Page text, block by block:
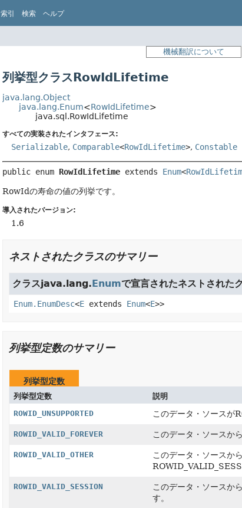
索引 検索 ヘルプ
機械翻訳について
列挙型クラスRowIdLifetime
java.lang.Object
java.lang.Enum<RowIdLifetime>
java.sql.RowIdLifetime
すべての実装されたインタフェース:
Serializable, Comparable<RowIdLifetime>, Constable
public enum RowIdLifetime extends Enum<
RowIdの寿命の値の列挙です。
導入されたバージョン:
1.6
ネストされたクラスのサマリー
クラスjava.lang.Enumで宣言されたネストされた
Enum.EnumDesc<Eextends Enum<E>>
列挙型定数のサマリー
列挙型定数
列挙型定数
説明
ROWID_UNSUPPORTED
このデータ・ソースが
ROWID_VALID_FOREVER このデータ・ソースか
ROWID_VALID_OTHER
このデータ・ソースか
ROWID_VALID_SESSION
このデータ・ソースか
す。